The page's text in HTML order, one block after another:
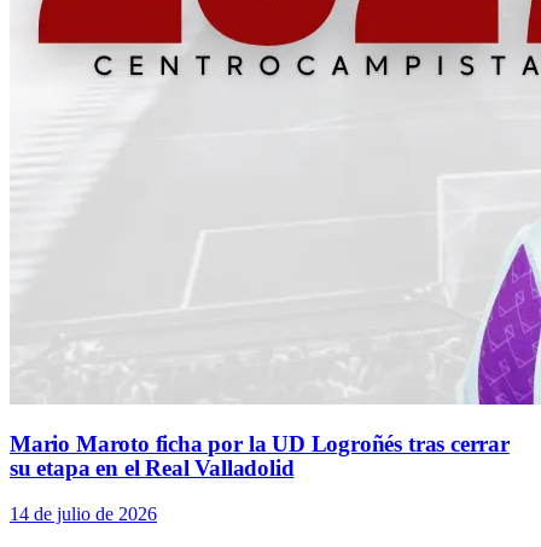
Mario Maroto ficha por la UD Logroñés tras cerrar
su etapa en el Real Valladolid
14 de julio de 2026